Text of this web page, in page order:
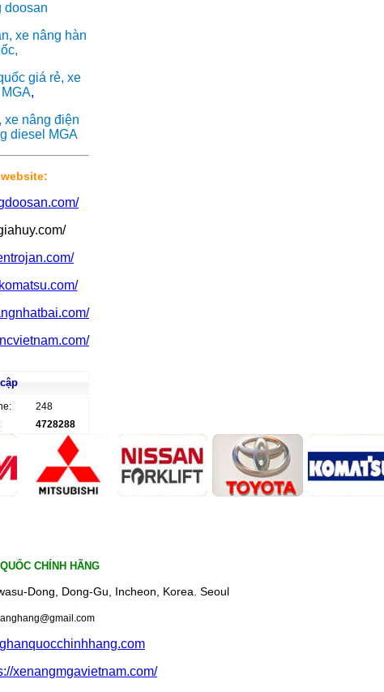
doosan
xe nâng hàn
giá rẻ, xe
,
xe nâng điện
diesel MGA
248
4728288
CHÍNH HÃNG
Dong, Dong-Gu, Incheon, Korea. Seoul
xenangmgavietnam.com/